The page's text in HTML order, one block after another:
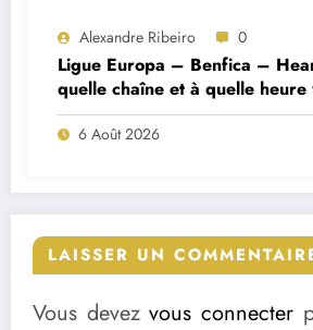
Alexandre Ribeiro 0
Ligue Europa – Benfica –
quelle chaîne et à quelle
match ?
6 Août 2026
LAISSER UN
Vous devezvous connecter